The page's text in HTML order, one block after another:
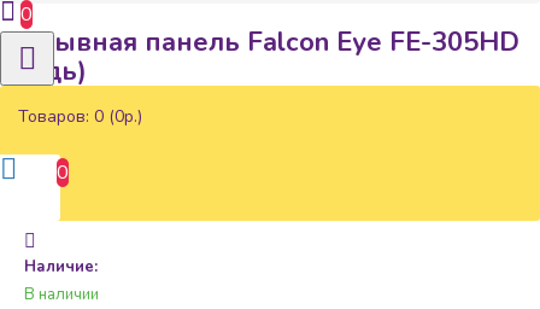
0
Товаров: 0 (0р.)
0
Вызывная панель Falcon Eye FE-305HD
(медь)
Наличие:
В наличии